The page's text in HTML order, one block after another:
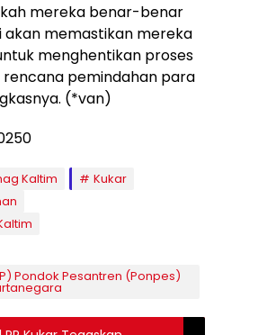
mereka benar-benar
memastikan mereka
menghentikan proses
rencana pemindahan para
(*van)
Kaltim
Kukar
Pondok Pesantren (Ponpes)